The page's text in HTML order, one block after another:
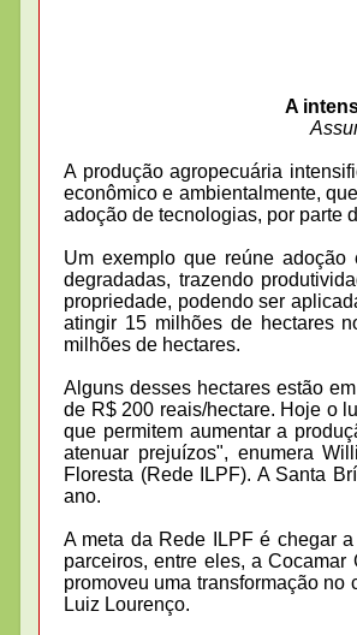
A
A produção agropecuária
econômico e ambientalmente,
adoção de tecnologias, por parte
Um exemplo que reúne
degradadas, trazendo
propriedade, podendo ser
atingir 15 milhões de hectares
milhões de hectares.
Alguns desses hectares estão
de R$ 200 reais/hectare. Hoje o
que permitem aumentar a
atenuar prejuízos", enumera
Floresta (Rede ILPF). A Santa
ano.
A meta da Rede ILPF é chegar
parceiros, entre eles, a
promoveu uma transformação
Luiz Lourenço.